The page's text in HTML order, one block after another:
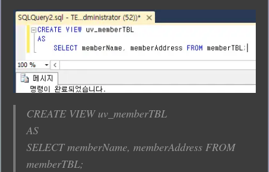
CREATE VIEW uv_memberTBL
AS
SELECT memberName, memberAddress FROM
memberTBL;